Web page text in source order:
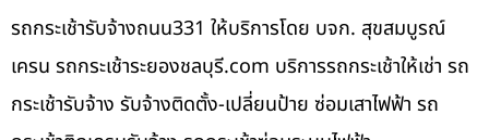
รถกระเช้ารับจ้างถนน331 ให้บริการโดย บจก. สุขสมบูรณ์
เครน รถกระเช้าระยองชลบุรี.com บริการรถกระเช้าให้เช่า รถ
กระเช้ารับจ้าง รับจ้างติดตั้ง-เปลี่ยนป้าย ซ่อมเสาไฟฟ้า รถ